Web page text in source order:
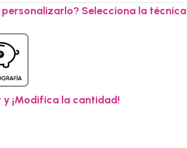
personalizarlo? Selecciona la técnica
¡Modifica la cantidad!